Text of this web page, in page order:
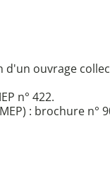
ouvrage
n° 422.
: brochure n°